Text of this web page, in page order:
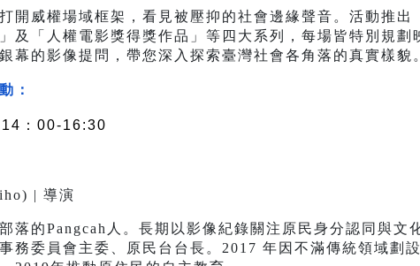
開威權場域框架，看見被壓抑的社會邊緣聲音。活動推
及「人權電影獎得獎作品」等四大系列，每場皆特別規劃
幕的影像提問，帶您深入探索臺灣社會各角落的真實樣貌
：
14：00-16:30
| 導演
落的Pangcah人。長期以影像紀錄關注原民身分認同與文
務委員會主委、原民台台長。2017 年因不滿傳統領域劃